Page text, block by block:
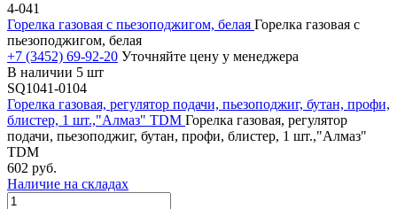
4-041
Горелка газовая с пьезоподжигом, белая Горелка газовая с
пьезоподжигом, белая
+7 (3452) 69-92-20 Уточняйте цену у менеджера
В наличии 5 шт
SQ1041-0104
Горелка газовая, регулятор подачи, пьезоподжиг, бутан, профи,
блистер, 1 шт.,"Алмаз" TDM Горелка газовая, регулятор
подачи, пьезоподжиг, бутан, профи, блистер, 1 шт.,"Алмаз"
TDM
602 руб.
Наличие на складах